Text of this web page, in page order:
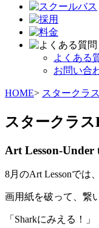
よくある
お問い合
HOME> スタークラ
スタークラス
Art Lesson-Under
8月のArt Lessonでは
画用紙を破って、繋
「Sharkにみえる！